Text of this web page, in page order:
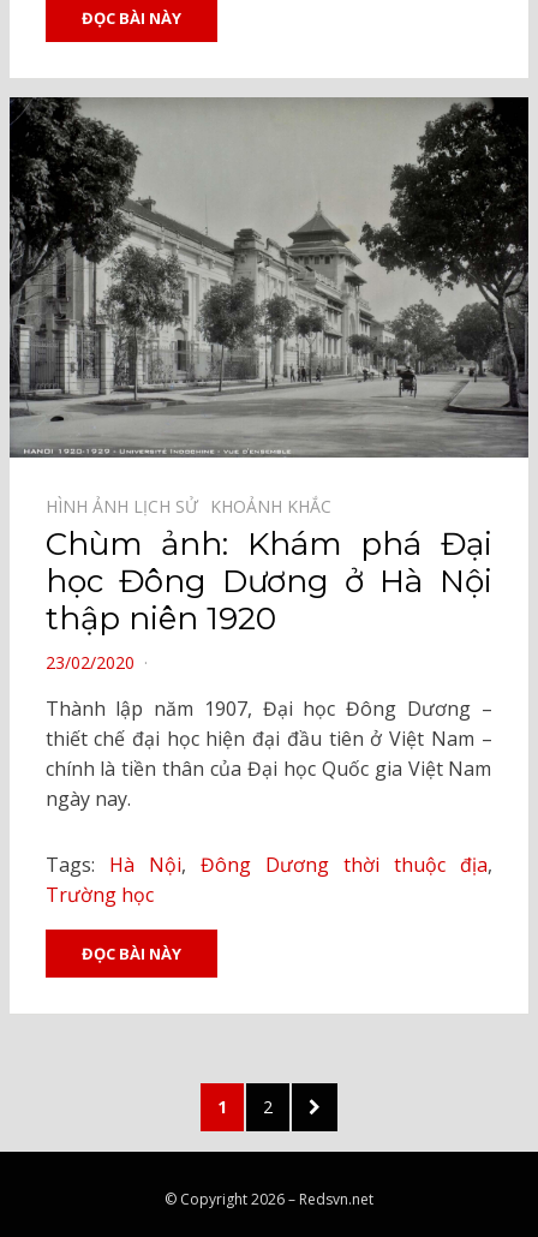
ĐỌC BÀI NÀY
HÌNH ẢNH LỊCH SỬ⠀ KHOẢNH KHẮC⠀
Chùm ảnh: Khám phá Đại
học Đông Dương ở Hà Nội
thập niên 1920
POSTED
23/02/2020
Thành lập năm 1907, Đại học Đông Dương –
thiết chế đại học hiện đại đầu tiên ở Việt Nam –
chính là tiền thân của Đại học Quốc gia Việt Nam
ngày nay.
Tags: Hà Nội, Đông Dương thời thuộc địa,
Trường học
ĐỌC BÀI NÀY
PAGE
1 PAGE
2
NEXT
PAGE
© Copyright 2026 – Redsvn.net